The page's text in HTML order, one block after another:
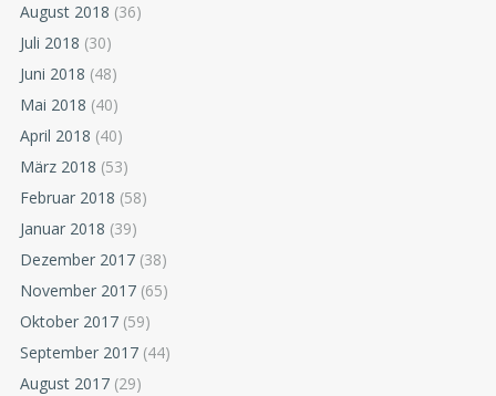
August 2018 (36)
Juli 2018 (30)
Juni 2018 (48)
Mai 2018 (40)
April 2018 (40)
März 2018 (53)
Februar 2018 (58)
Januar 2018 (39)
Dezember 2017 (38)
November 2017 (65)
Oktober 2017 (59)
September 2017 (44)
August 2017 (29)